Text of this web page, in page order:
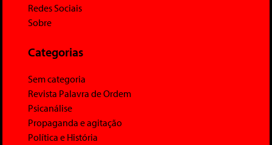
Redes Sociais
Sobre
Categorias
Sem categoria
Revista Palavra de Ordem
Psicanálise
Propaganda e agitação
Política e História